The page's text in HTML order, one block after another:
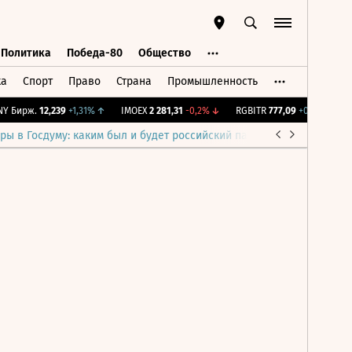
Политика Победа-80 Общество
Спорт Право Страна Промышленность
Бирж. 12,239 +1,31%↑ IMOEX 2 281,31 -0,2%↓ RGBITR 777,09 +0,19%
в Госдуму: каким был и будет российский парламент